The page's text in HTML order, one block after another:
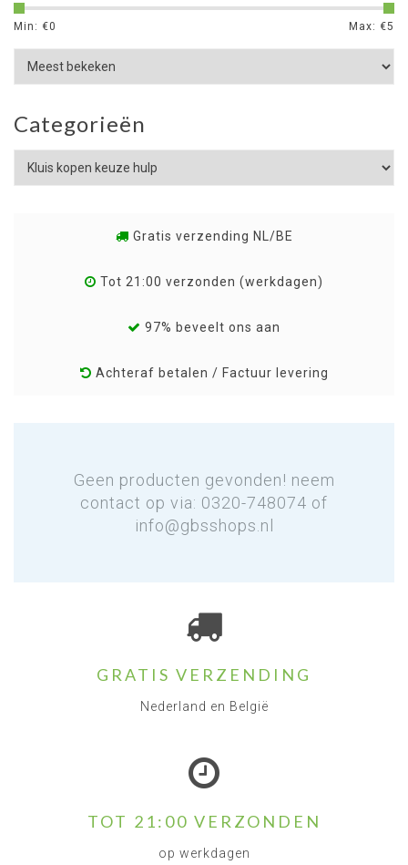
Min: €0 Max: €5
Categorieën
Gratis verzending NL/BE
Tot 21:00 verzonden (werkdagen)
97% beveelt ons aan
Achteraf betalen / Factuur levering
Geen producten gevonden! neem
contact op via: 0320-748074 of
info@gbsshops.nl
GRATIS VERZENDING
Nederland en België
TOT 21:00 VERZONDEN
op werkdagen